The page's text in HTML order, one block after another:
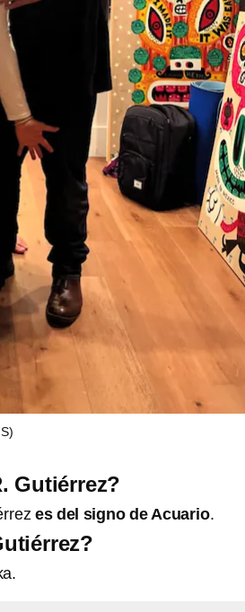
Gutiérrez?
es del signo de Acuario.